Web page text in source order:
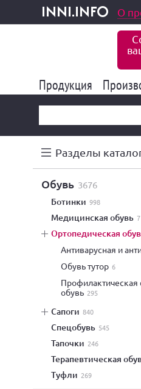
inni.info
и услуги О
Продукция 177
Разделы
обувь 3676
ботинки 998
медицинская обувь 7
ортопедическая
антиварусная и
обувь тутор 6
профилактическая ортопедическая
обувь 295
сапоги 840
спецобувь 545
тапочки 246
терапевтическая
туфли 269